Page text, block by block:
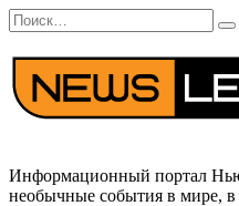
Перейти
к
содержанию
Search
for:
Информационный портал
необычные события в мире,